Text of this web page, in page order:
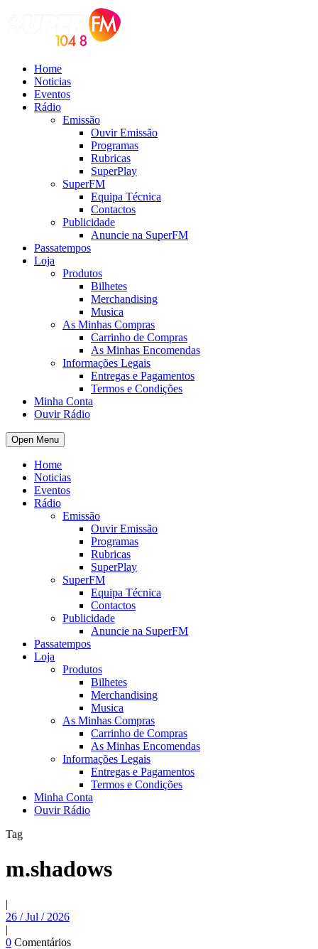
Home
Noticias
Eventos
Rádio
Emissão
Ouvir Emissão
Programas
Rubricas
SuperPlay
SuperFM
Equipa Técnica
Contactos
Publicidade
Anuncie na SuperFM
Passatempos
Loja
Produtos
Bilhetes
Merchandising
Musica
As Minhas Compras
Carrinho de Compras
As Minhas Encomendas
Informações Legais
Entregas e Pagamentos
Termos e Condições
Minha Conta
Ouvir Rádio
Open Menu
Home
Noticias
Eventos
Rádio
Emissão
Ouvir Emissão
Programas
Rubricas
SuperPlay
SuperFM
Equipa Técnica
Contactos
Publicidade
Anuncie na SuperFM
Passatempos
Loja
Produtos
Bilhetes
Merchandising
Musica
As Minhas Compras
Carrinho de Compras
As Minhas Encomendas
Informações Legais
Entregas e Pagamentos
Termos e Condições
Minha Conta
Ouvir Rádio
Tag
m.shadows
|
26 / Jul / 2026
|
0 Comentários